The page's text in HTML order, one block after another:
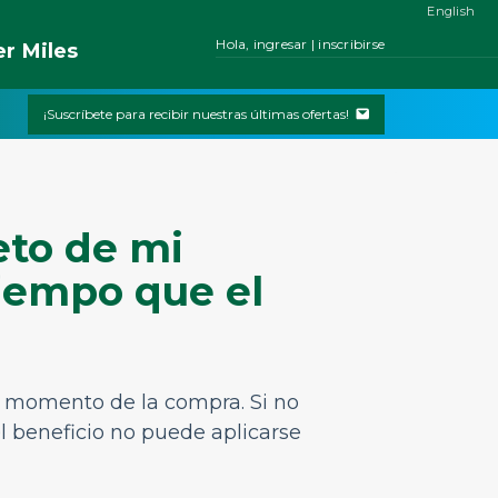
Miles Hola, ingresar | inscribirse
¡Suscríbete para recibir nuestras últimas ofertas!
de mi
que el
de la compra. Si no
beneficio no puede aplicarse
English